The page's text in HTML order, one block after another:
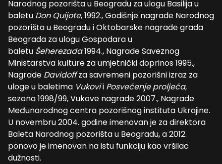
Narodnog pozorišta u Beogradu za ulogu Basilija u
baletu Don Quijote, 1992., Godišnje nagrade Narodnog
pozorišta u Beogradu i Oktobarske nagrade grada
Beograda za ulogu Gospodara u
baletu Šeherezada1994., Nagrade Saveznog
Ministarstva kulture za umjetnički doprinos 1995.,
Nagrade Davidoffza savremeni pozorišni izraz za
uloge u baletima Vukovii Posvećenje proljeća,
sezona 1998/99, Vukove nagrade 2007., Nagrade
Međunarodnog centra pozorišnog instituta Ukrajine.
U novembru 2004. godine imenovan je za direktora
Baleta Narodnog pozorišta u Beogradu, a 2012.
ponovo je imenovan na istu funkciju kao vršilac
dužnosti.